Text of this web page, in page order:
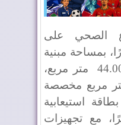
الصحي على
بمساحة مبنية
متر مربع،
مربع مخصصة
استيعابية
مع تجهيزات